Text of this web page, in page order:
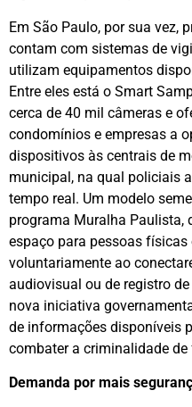
Em São Paulo, por sua vez,
contam com sistemas de
utilizam equipamentos
Entre eles está o Smart
cerca de 40 mil câmeras e
condomínios e empresas a
dispositivos às centrais de
municipal, na qual policiais
tempo real. Um modelo
programa Muralha Paulista,
espaço para pessoas
voluntariamente ao
audiovisual ou de registro
nova iniciativa
de informações disponíveis
combater a criminalidade
Demanda por mais